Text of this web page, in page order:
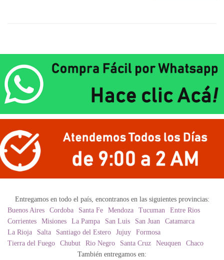
Entregamos en todo el país, encontranos en las siguientes provincias:
Buenos Aires
Cordoba Santa Fe Mendoza Tucuman
Entre Rios
Corrientes
Misiones La Pampa San Luis San Juan
Catamarca
La Rioja
Salta Santiago del Estero Jujuy
Formosa
Tierra del Fuego
Chubut Rio Negro Santa Cruz Neuquen
Chaco
También entregamos en: